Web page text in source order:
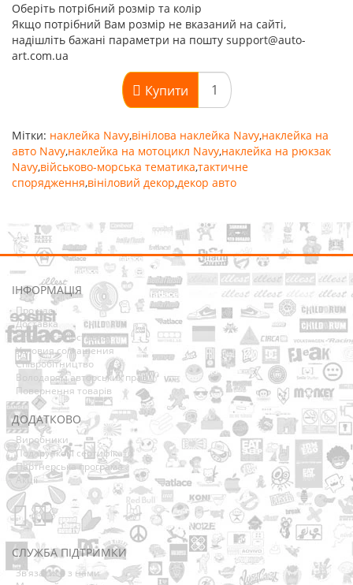
Оберіть потрібний розмір та колір
Якщо потрібний Вам розмір не вказаний на сайті,
надішліть бажані параметри на пошту support@auto-
art.com.ua
Купити
Мітки: наклейка Navy,вінілова наклейка Navy,наклейка на
авто Navy,наклейка на мотоцикл Navy,наклейка на рюкзак
Navy,військово-морська тематика,тактичне
спорядження,вініловий декор,декор авто
ІНФОРМАЦІЯ
Про нас
Доставка
Оплата та Доставка
Условия соглашения
Співробітництво
Володарям авторських прав
Повернення товарів
ДОДАТКОВО
Виробники
Подарункові сертифікати
Партнерська програма
Акції
СЛУЖБА ПІДТРИМКИ
Зв’язатися з нами